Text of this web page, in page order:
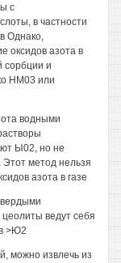
с
в частности
Однако,
оксидов азота в
сорбции и
НМ03 или
водными
Ы02, но не
Этот метод нельзя
азота в газе
ведут себя
>Ю2
можно извлечь из